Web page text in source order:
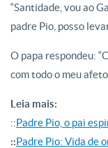
“Santidade, vou ao
padre Pio, posso
O papa respondeu:
com todo o meu
Leia mais:
::Padre Pio, o pai
::Padre Pio: Vida de